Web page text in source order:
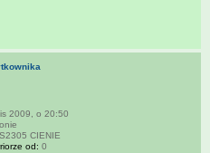
2009, o 20:50
CIENIE
od: 0